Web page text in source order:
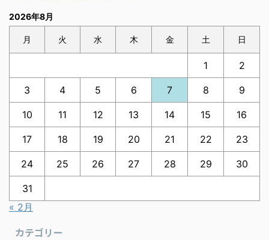
2026年8月
月 火 水 木 金 土 日
1 2
3 4 5 6 7 8 9
10 11 12 13 14 15 16
17 18 19 20 21 22 23
24 25 26 27 28 29 30
31
« 2月
カテゴリー